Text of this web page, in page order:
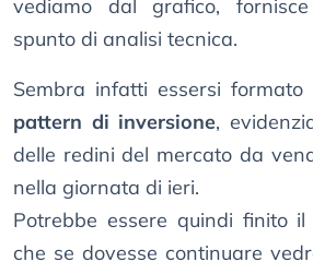
vediamo dal grafico,
spunto di analisi tecnica.
Sembra infatti essersi
pattern di inversione,
delle redini del mercato da
nella giornata di ieri.
Potrebbe essere quindi finito
che se dovesse continuare